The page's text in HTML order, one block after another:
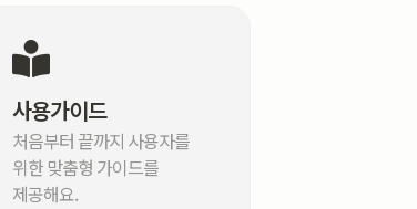
사용가이드
처음부터 끝까지 사용자를
위한 맞춤형 가이드를
제공해요.